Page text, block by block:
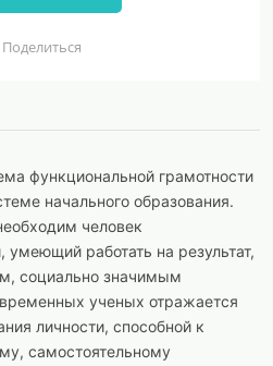
Поделиться
функциональной грамотности
начального образования.
человек
работать на результат,
социально значимым
ученых отражается
личности, способной к
самостоятельному